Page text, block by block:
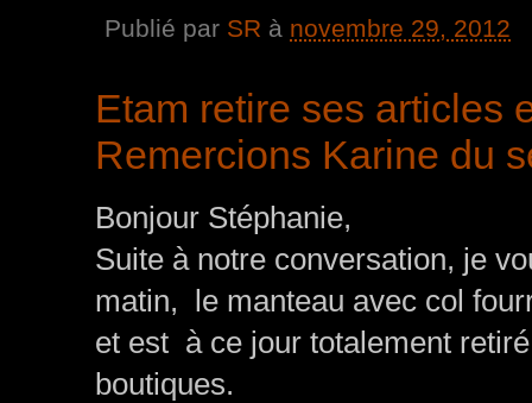
Publié par SR à novembre 29, 2012
Etam retire ses articles
Remercions Karine du
Bonjour Stéphanie,
Suite à notre conversation, je
matin, le manteau avec col
et est à ce jour totalement
boutiques.